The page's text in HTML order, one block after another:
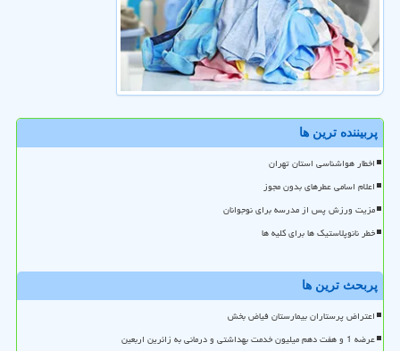
پربیننده ترین ها
اخطار هواشناسی استان تهران
اعلام اسامی عطرهای بدون مجوز
مزیت ورزش پس از مدرسه برای نوجوانان
خطر نانوپلاستیک ها برای کلیه ها
پربحث ترین ها
اعتراض پرستاران بیمارستان فیاض بخش
عرضه 1 و هفت دهم میلیون خدمت بهداشتی و درمانی به زائرین اربعین